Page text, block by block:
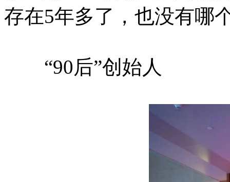
存在5年多了，也没有哪
“90后”创始人